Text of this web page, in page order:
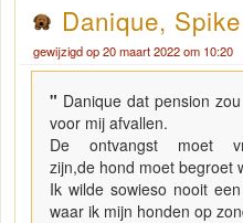
Danique,
gewijzigd op 20 maart 2022 om 10:20
" Danique dat pension
voor mij afvallen.
De ontvangst moet
zijn,de hond moet begroet
Ik wilde sowieso nooit
waar ik mijn honden op